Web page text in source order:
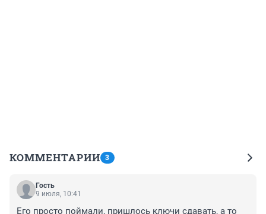
КОММЕНТАРИИ 3
Гость
9 июля, 10:41
Его просто поймали, пришлось ключи сдавать, а то